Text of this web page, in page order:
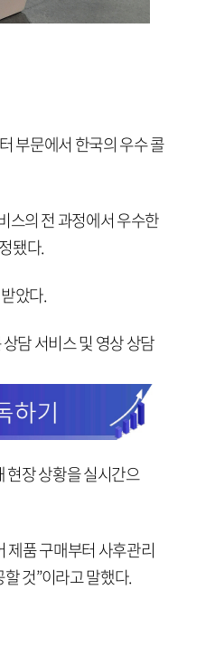
부문에서 한국의 우수 콜
스의 전 과정에서 우수한
됐다.
았다.
담 서비스 및 영상 상담
현장 상황을 실시간으
제품 구매부터 사후관리
것”이라고 말했다.